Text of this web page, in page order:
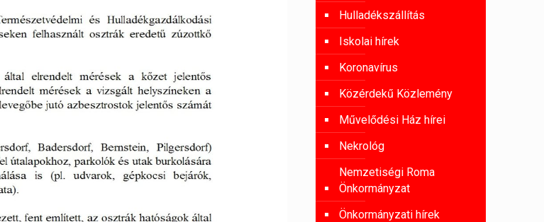
Hulladékszállítás
Iskolai hírek
Koronavírus
Közérdekű Közlemény
Művelődési Ház hírei
Nekrológ
Nemzetiségi Roma
Önkormányzat
Önkormányzati hírek